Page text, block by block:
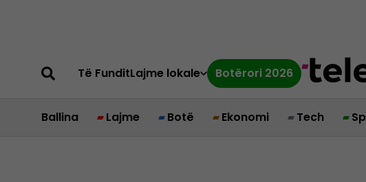
Të FunditLajme lokale Botërori 2026
Ballina Lajme Botë Ekonomi Tech